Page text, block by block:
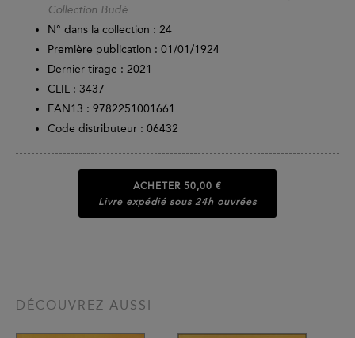
Collection Budé
N° dans la collection : 24
Première publication : 01/01/1924
Dernier tirage : 2021
CLIL : 3437
EAN13 : 9782251001661
Code distributeur : 06432
ACHETER 50,00 €
Livre expédié sous 24h ouvrées
DÉCOUVREZ AUSSI